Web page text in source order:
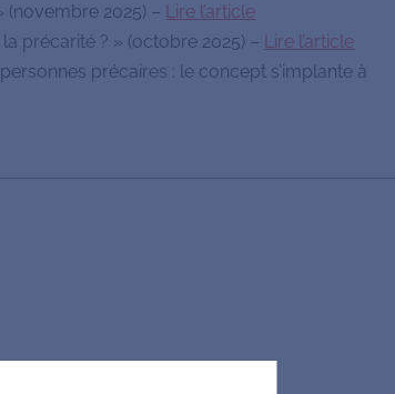
(novembre 2025) – Lire l’article
précarité ? » (octobre 2025) – Lire l’article
précaires : le concept s’implante à